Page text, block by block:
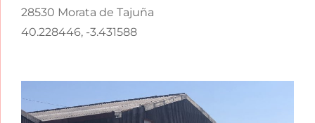
28530 Morata de Tajuña
40.228446, -3.431588